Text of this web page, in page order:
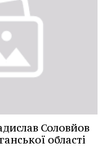
Соловйов
області